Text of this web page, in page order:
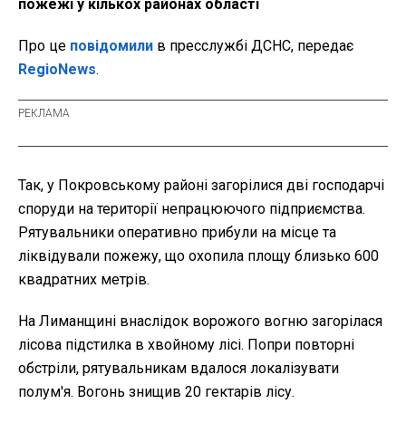
пожежі у кількох районах області
Про це повідомили в пресслужбі ДСНС, передає
RegioNews.
Так, у Покровському районі загорілися дві господарчі
споруди на території непрацюючого підприємства.
Рятувальники оперативно прибули на місце та
ліквідували пожежу, що охопила площу близько 600
квадратних метрів.
На Лиманщині внаслідок ворожого вогню загорілася
лісова підстилка в хвойному лісі. Попри повторні
обстріли, рятувальникам вдалося локалізувати
полум'я. Вогонь знищив 20 гектарів лісу.